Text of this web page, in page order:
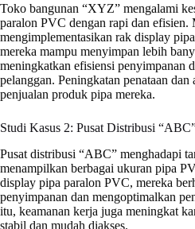
Toko bangunan “XYZ” mengalami
paralon PVC dengan rapi dan efisien.
mengimplementasikan rak display
mereka mampu menyimpan lebih
meningkatkan efisiensi penyimpanan
pelanggan. Peningkatan penataan
penjualan produk pipa mereka.
Studi Kasus 2: Pusat Distribusi
Pusat distribusi “ABC” menghadapi
menampilkan berbagai ukuran pipa
display pipa paralon PVC, mereka
penyimpanan dan mengoptimalkan
itu, keamanan kerja juga meningkat
stabil dan mudah diakses.